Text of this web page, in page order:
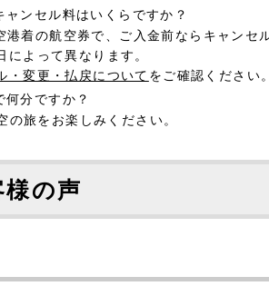
ンセル料はいくらですか？
着の航空券で、ご入金前ならキャンセ
よって異なります。
・変更・払戻について をご確認ください。
分ですか？
旅をお楽しみください。
の声